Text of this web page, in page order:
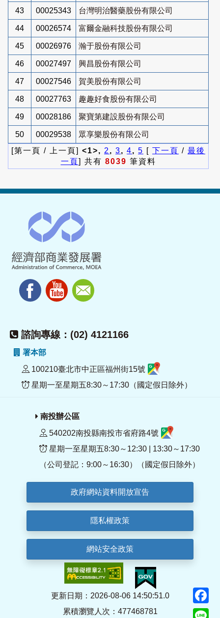
43 00025343 台灣明治醫藥股份有限公司
44 00026574 富爾金融科技股份有限公司
45 00026976 瀚于股份有限公司
46 00027497 興昌股份有限公司
47 00027546 賀美股份有限公司
48 00027763 趣趣好食股份有限公司
49 00028186 聚寶第建設股份有限公司
50 00029538
眾享樂股份有限公司
[第一頁 / 上一頁] <1>, 2 , 3, 4, 5 [ 下一頁 / 最後
一頁] 共有 8039 筆資料
諮詢專線：(02) 4121166
署本部
100210臺北市中正區福州街15號
星期一至星期五8:30～17:30（國定假日除外）
南投辦公區
540202南投縣南投市省府路4號
星期一至星期五8:30～12:30 | 13:30～17:30
（公司登記：9:00～16:30）（國定假日除外）
政府網站資料開放宣告
隱私權政策
網站安全政策
更新日期：2026-08-06 14:50:51.0
累積瀏覽人次：477468781